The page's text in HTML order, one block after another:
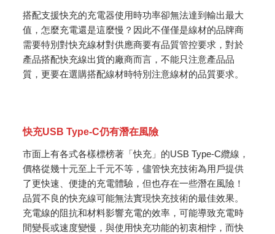
搭配支援快充的充電器使用時功率卻無法達到輸出最大
值，怎麼充電還是這麼慢？因此不僅僅是線材的品牌商
需要特別對快充線材對供應商要有品質管控要求，對於
產品搭配快充線出貨的廠商而言，不能只注意產品品
質，更要在選購搭配線材時特別注意線材的品質要求。
快充USB Type-C仍有潛在風險
市面上有各式各樣標榜著「快充」的USB Type-C纜線，
價格從幾十元至上千元不等，儘管快充技術為用戶提供
了更快速、便捷的充電體驗，但也存在一些潛在風險！
品質不良的快充線可能無法實現快充技術的最佳效果。
充電線的阻抗和材料影響充電的效率，可能導致充電時
間變長或速度變慢，與使用快充功能的初衷相悖，而快